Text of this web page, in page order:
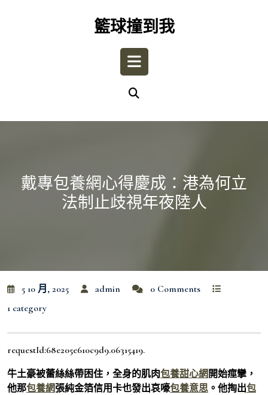
籃球撞到我
Open
戴專包養網心得慶成：港為何立
法制止歧視年夜陸人
5 10 月, 2025 admin
0 Comments
1 category
requestId:68e205e610c9d9.06315419.
牛土豪被蕾絲絲帶困住，全身的肌肉包養甜心網 開始痙攣，
他那包養網張純金箔信用卡也發出哀嚎包養意思 。他掏出包